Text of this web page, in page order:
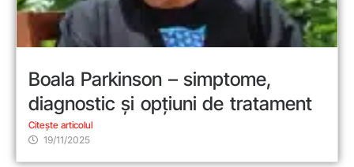
Boala Parkinson – simptome,
diagnostic și opțiuni de tratament
Citește articolul
19/11/2025